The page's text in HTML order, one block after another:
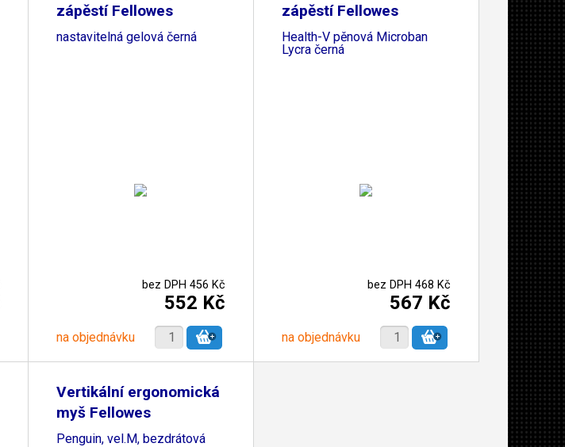
zápěstí Fellowes
nastavitelná gelová černá
bez DPH 456 Kč
552 Kč
na objednávku
zápěstí Fellowes
Health-V pěnová Microban
Lycra černá
bez DPH 468 Kč
567 Kč
na objednávku
Vertikální ergonomická
myš Fellowes
Penguin, vel.M, bezdrátová